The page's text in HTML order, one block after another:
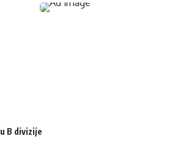
B divizije